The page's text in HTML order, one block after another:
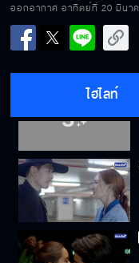
ออกอากาศ อาทิตย์ที่ 20 มีนา
ไฮไลท์